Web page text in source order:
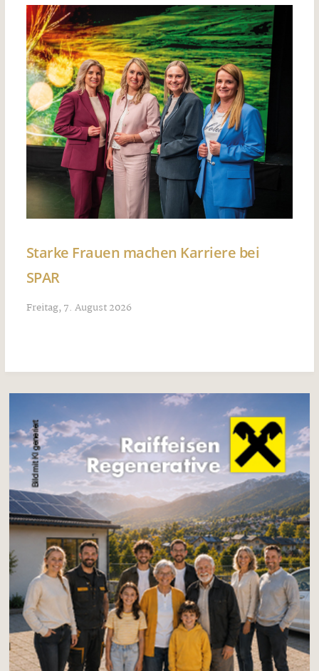
Starke Frauen machen Karriere bei
SPAR
Freitag, 7. August 2026